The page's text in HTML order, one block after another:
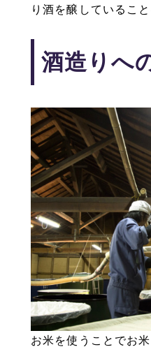
り酒を醸しているこ
酒造りへ
お米を使うことでお